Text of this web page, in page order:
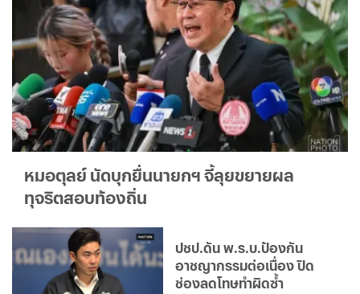
หมอตุลย์ นัดบุกยื่นนายกฯ จี้ลุยขยายผล
ทุจริตสอบท้องถิ่น
ปชป.ดัน พ.ร.บ.ป้องกัน
อาชญากรรมต่อเนื่อง ปิด
ช่องลดโทษทำผิดซ้ำ